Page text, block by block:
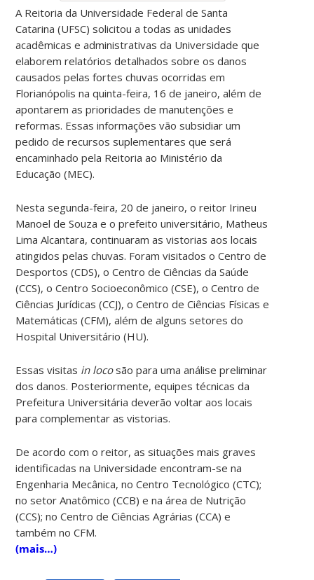
A Reitoria da Universidade Federal de Santa
Catarina (UFSC) solicitou a todas as unidades
acadêmicas e administrativas da Universidade que
elaborem relatórios detalhados sobre os danos
causados pelas fortes chuvas ocorridas em
Florianópolis na quinta-feira, 16 de janeiro, além de
apontarem as prioridades de manutenções e
reformas. Essas informações vão subsidiar um
pedido de recursos suplementares que será
encaminhado pela Reitoria ao Ministério da
Educação (MEC).
Nesta segunda-feira, 20 de janeiro, o reitor Irineu
Manoel de Souza e o prefeito universitário, Matheus
Lima Alcantara, continuaram as vistorias aos locais
atingidos pelas chuvas. Foram visitados o Centro de
Desportos (CDS), o Centro de Ciências da Saúde
(CCS), o Centro Socioeconômico (CSE), o Centro de
Ciências Jurídicas (CCJ), o Centro de Ciências Físicas e
Matemáticas (CFM), além de alguns setores do
Hospital Universitário (HU).
Essas visitas in locosão para uma análise preliminar
dos danos. Posteriormente, equipes técnicas da
Prefeitura Universitária deverão voltar aos locais
para complementar as vistorias.
De acordo com o reitor, as situações mais graves
identificadas na Universidade encontram-se na
Engenharia Mecânica, no Centro Tecnológico (CTC);
no setor Anatômico (CCB) e na área de Nutrição
(CCS); no Centro de Ciências Agrárias (CCA) e
também no CFM.
(mais…)